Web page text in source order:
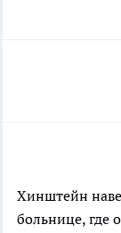
Хинштейн
больнице, где